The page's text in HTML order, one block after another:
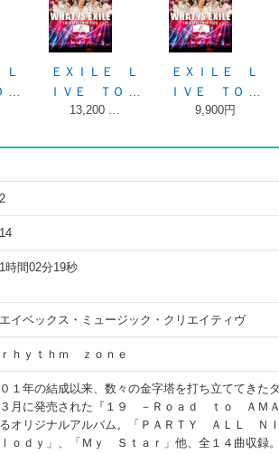
…
ＥＸＩＬＥ Ｌ
ＩＶＥ ＴＯ …
13,200 …
ＥＸＩＬＥ Ｌ
ＩＶＥ ＴＯ …
9,900円
2
14
1時間02分19秒
エイベックス・ミュージック・クリエイティヴ
ｒｈｙｔｈｍ ｚｏｎｅ
０１年の結成以来、数々の金字塔を打ち立ててきた
３月に発売された『１９ －Ｒｏａｄ ｔｏ ＡＭ
るオリジナルアルバム。「ＰＡＲＴＹ ＡＬＬ
ｌｏｄｙ」、「Ｍｙ Ｓｔａｒ」他、全１４曲収録。